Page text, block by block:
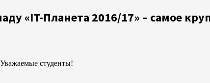
«IT-Планета 2016/17» – самое
Уважаемые студенты!